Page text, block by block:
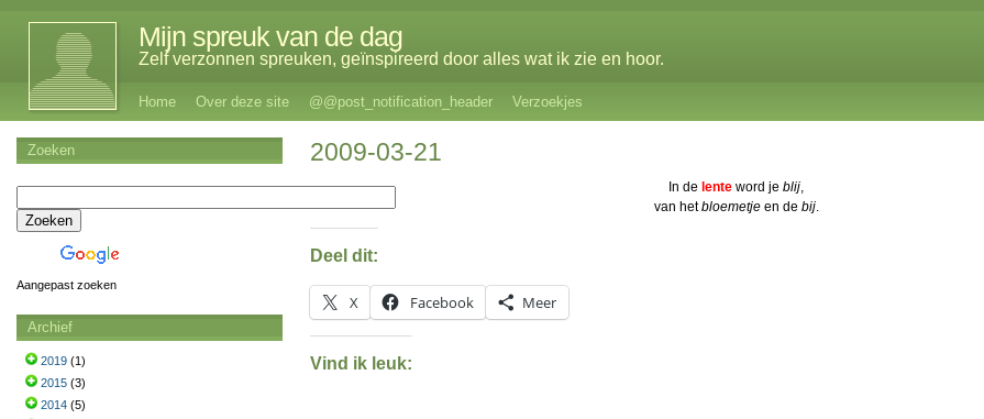
Mijn spreuk van de dag
Zelf verzonnen spreuken, geïnspireerd door alles wat ik zie en hoor.
Home Over deze site @@post_notification_header Verzoekjes
2009-03-21
In de lente word jeblij,
van hetbloemetjeen de bij.
Deel dit:
X Facebook Meer
Vind ik leuk:
Zoeken
Aangepast zoeken
Archief
2019 (1)
2015 (3)
2014 (5)